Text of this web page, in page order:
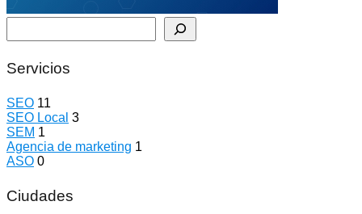
Servicios
SEO 11
SEO Local 3
SEM 1
Agencia de marketing 1
ASO 0
Ciudades